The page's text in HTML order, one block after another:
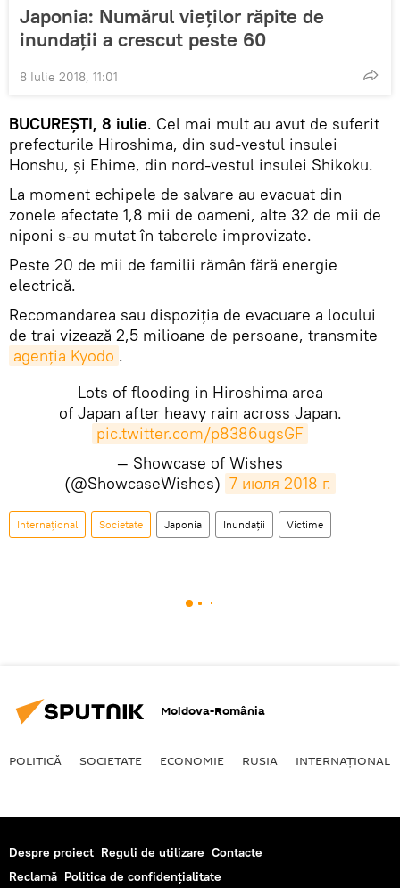
Japonia: Numărul vieților răpite de
inundații a crescut peste 60
8 Iulie 2018, 11:01
BUCUREȘTI, 8 iulie. Cel mai mult au avut de suferit
prefecturile Hiroshima, din sud-vestul insulei
Honshu, și Ehime, din nord-vestul insulei Shikoku.
La moment echipele de salvare au evacuat din
zonele afectate 1,8 mii de oameni, alte 32 de mii de
niponi s-au mutat în taberele improvizate.
Peste 20 de mii de familii rămân fără energie
electrică.
Recomandarea sau dispoziția de evacuare a locului
de trai vizează 2,5 milioane de persoane, transmite
agenția Kyodo .
Lots of flooding in Hiroshima area
of Japan after heavy rain across Japan.
pic.twitter.com/p8386ugsGF
— Showcase of Wishes
(@ShowcaseWishes) 7 июля 2018 г.
Internaţional Societate Japonia Inundații Victime
Moldova-România
POLITICĂ SOCIETATE ECONOMIE RUSIA INTERNAŢIONAL
Despre proiect Reguli de utilizare Contacte
Reclamă Politica de confidențialitate